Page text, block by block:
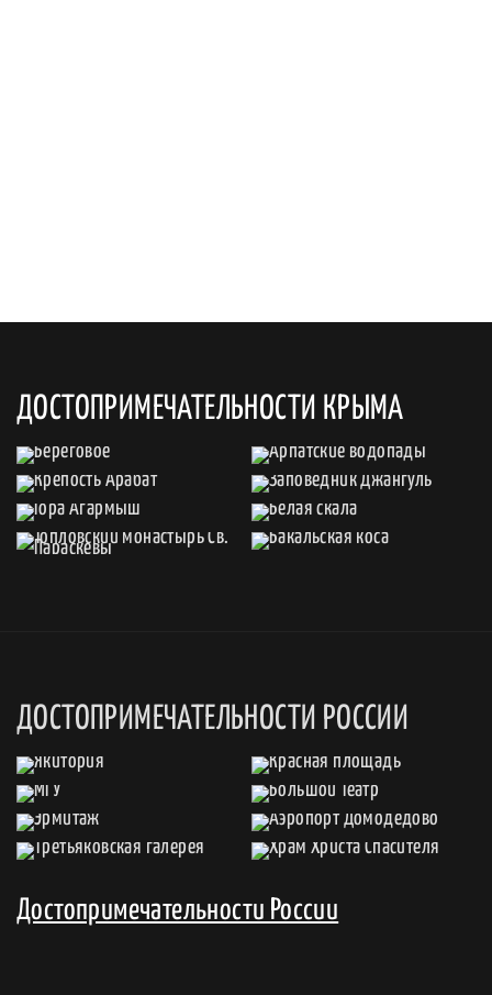
ДОСТОПРИМЕЧАТЕЛЬНОСТИ КРЫМА
ДОСТОПРИМЕЧАТЕЛЬНОСТИ РОССИИ
Достопримечательности России